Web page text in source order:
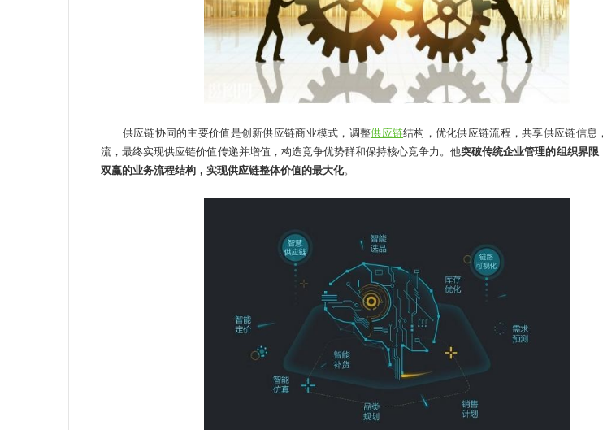
供应链协同的主要价值是创新供应链商业模式，调整供应链结构，优化供应链流程，共享供应链信息
流，最终实现供应链价值传递并增值，构造竞争优势群和保持核心竞争力。他突破传统企业管理的组织界限
双赢的业务流程结构，实现供应链整体价值的最大化。